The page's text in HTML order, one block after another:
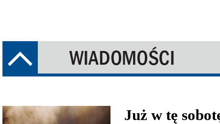
Już w tę